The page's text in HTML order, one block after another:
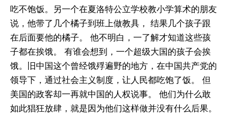
吃不饱饭。另一个在夏洛特公立学校教小学算术的朋友
说，他带了几个橘子到班上做教具， 结果几个孩子跟
在后面要他的橘子。 他不明白，一了解才知道这些孩
子都在挨饿。 有谁会想到，一个超级大国的孩子会挨
饿。旧中国这个曾经饿殍遍野的地方，在中国共产党的
领导下，通过社会主义制度，让人民都吃饱了饭。 但
美国的政客却一再就中国的人权说事。 他们为什么敢
如此猖狂放肆，就是因为他们这样做并没有什么后果。